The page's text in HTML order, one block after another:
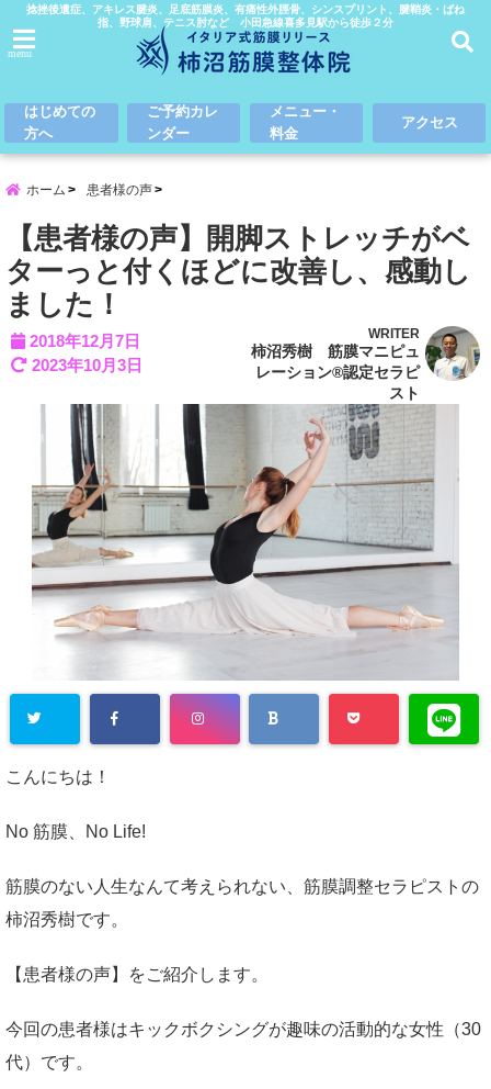
捻挫後遺症、アキレス腱炎、足底筋膜炎、有痛性外脛骨、シンスプリント、腱鞘炎・ばね
指、野球肩、テニス肘など 小田急線喜多見駅から徒歩２分
menu
はじめての
方へ
ご予約カレ
ンダー
メニュー・
料金
アクセス
ホーム 患者様の声
【患者様の声】開脚ストレッチがベ
ターっと付くほどに改善し、感動し
ました！
2018年12月7日
2023年10月3日
WRITER
柿沼秀樹 筋膜マニピュ
レーション®認定セラピ
スト
こんにちは！
No 筋膜、No Life!
筋膜のない人生なんて考えられない、筋膜調整セラピストの
柿沼秀樹です。
【患者様の声】をご紹介します。
今回の患者様はキックボクシングが趣味の活動的な女性（30
代）です。